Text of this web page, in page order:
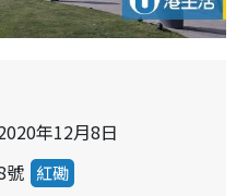
年12月8日
號 紅磡